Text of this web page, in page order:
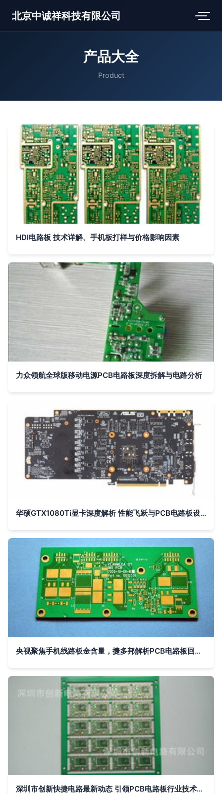
北京中诚祥科技有限公司
产品大全
Product
HDI电路板 技术详解、手机板打样与价格影响因素
力众领航全球版移动电源PCB电路板深度拆解与电路分析
华硕GTX1080Ti显卡深度解析 性能飞跃与PCB电路板设计亮点
央视聚焦手机线路板金含量，捷多邦解析PCB电路板回收与环保价值
深圳市创新快捷电路最新动态 引领PCB电路板行业技术创新与高效服务